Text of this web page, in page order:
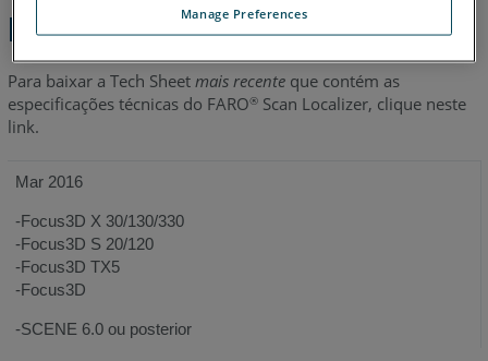
Etapas Rápidas
Para baixar a Tech Sheet mais recenteque contém as
especificações técnicas do FARO®Scan Localizer, clique neste
link.
Mar 2016
-Focus3D X 30/130/330
-Focus3D S 20/120
-Focus3D TX5
-Focus3D
-SCENE 6.0 ou posterior
Manage Preferences